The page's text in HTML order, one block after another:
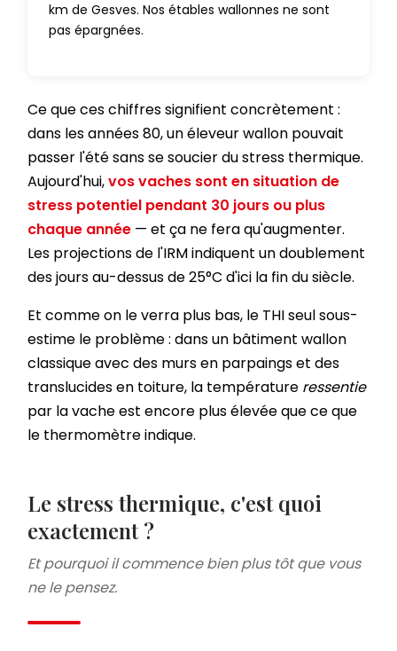
km de Gesves. Nos étables wallonnes ne sont
pas épargnées.
Ce que ces chiffres signifient concrètement :
dans les années 80, un éleveur wallon pouvait
passer l'été sans se soucier du stress thermique.
Aujourd'hui,vos vaches sont en situation de
stress potentiel pendant 30 jours ou plus
chaque année — et ça ne fera qu'augmenter.
Les projections de l'IRM indiquent un doublement
des jours au-dessus de 25°C d'ici la fin du siècle.
Et comme on le verra plus bas, le THI seul sous-
estime le problème : dans un bâtiment wallon
classique avec des murs en parpaings et des
translucides en toiture, la température ressentie
par la vache est encore plus élevée que ce que
le thermomètre indique.
Le stress thermique, c'est quoi
exactement ?
Et pourquoi il commence bien plus tôt que vous
ne le pensez.